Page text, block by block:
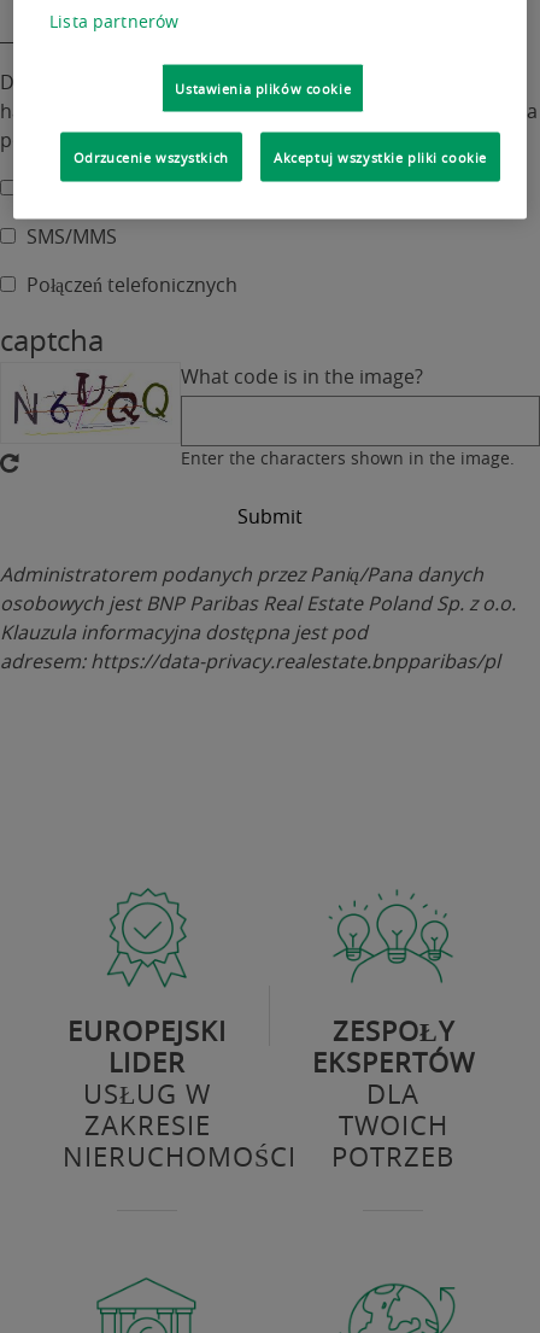
_____________________________________________________________
Dodatkowo, wyrażam zgodę na otrzymywanie informacji
handlowych od BNP Paribas Real Estate Poland Sp. z o.o. za
pomocą środków komunikacji elektronicznej:
Email
Check
this
box
you
want
us
to
contact
you
we
think
may
be
SMS/MMS
Połączeń telefonicznych
captcha
What code is in the image?
Enter the characters shown in the image.
Administratorem podanych przez Panią/Pana danych
osobowych jest BNP Paribas Real Estate Poland Sp. z o.o.
Klauzula informacyjna dostępna jest pod
adresem:https://data-privacy.realestate.bnpparibas/pl
EUROPEJSKI
LIDER
USŁUG W
ZAKRESIE
NIERUCHOMOŚCI
ZESPOŁY
EKSPERTÓW
DLA
TWOICH
POTRZEB
Lista partnerów
Ustawienia plików cookie
Odrzucenie wszystkich Akceptuj wszystkie pliki cookie